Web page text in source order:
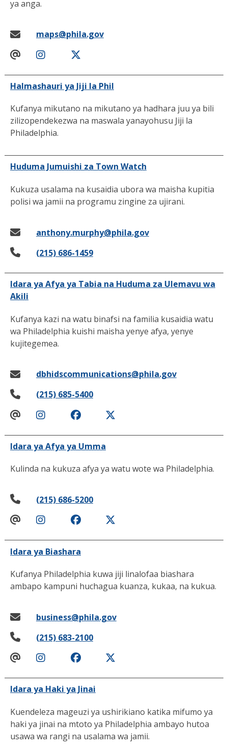
ya anga.
maps@phila.gov
Halmashauri ya Jiji la Phil
Kufanya mikutano na mikutano ya hadhara juu ya bili
zilizopendekezwa na maswala yanayohusu Jiji la
Philadelphia.
Huduma Jumuishi za Town Watch
Kukuza usalama na kusaidia ubora wa maisha kupitia
polisi wa jamii na programu zingine za ujirani.
anthony.murphy@phila.gov
(215) 686-1459
Idara ya Afya ya Tabia na Huduma za Ulemavu wa
Akili
Kufanya kazi na watu binafsi na familia kusaidia watu
wa Philadelphia kuishi maisha yenye afya, yenye
kujitegemea.
dbhidscommunications@phila.gov
(215) 685-5400
Idara ya Afya ya Umma
Kulinda na kukuza afya ya watu wote wa Philadelphia.
(215) 686-5200
Idara ya Biashara
Kufanya Philadelphia kuwa jiji linalofaa biashara
ambapo kampuni huchagua kuanza, kukaa, na kukua.
business@phila.gov
(215) 683-2100
Idara ya Haki ya Jinai
Kuendeleza mageuzi ya ushirikiano katika mifumo ya
haki ya jinai na mtoto ya Philadelphia ambayo hutoa
usawa wa rangi na usalama wa jamii.